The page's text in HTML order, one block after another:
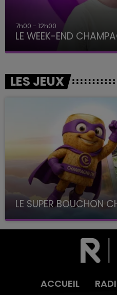
7h00 - 12h00
LE WEEK-END
LES JEUX
LE SUPER BOUCHON
avec La Famille
ACCUEIL